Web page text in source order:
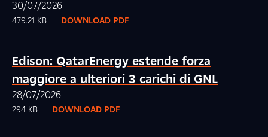
30/07/2026
479.21 KB DOWNLOAD PDF
Edison: QatarEnergy estende forza
maggiore a ulteriori 3 carichi di GNL
28/07/2026
294 KB DOWNLOAD PDF